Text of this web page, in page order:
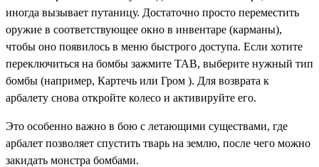
иногда вызывает путаницу. Достаточно просто переместить
оружие в соответствующее окно в инвентаре (карманы),
чтобы оно появилось в меню быстрого доступа. Если хотите
переключиться на бомбы зажмите TAB, выберите нужный тип
бомбы (например, Картечь или Гром ). Для возврата к
арбалету снова откройте колесо и активируйте его.
Это особенно важно в бою с летающими существами, где
арбалет позволяет спустить тварь на землю, после чего можно
закидать монстра бомбами.